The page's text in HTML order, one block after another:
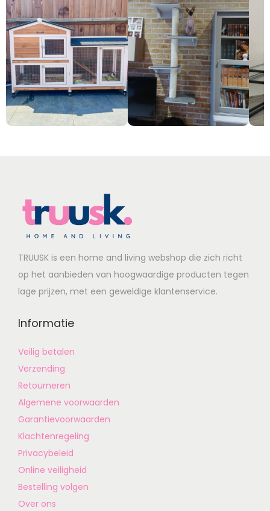
TRUUSK is een home and living webshop die zich richt
op het aanbieden van hoogwaardige producten tegen
lage prijzen, met een geweldige klantenservice.
Informatie
Veilig betalen
Verzending
Retourneren
Algemene voorwaarden
Garantievoorwaarden
Klachtenregeling
Privacybeleid
Online veiligheid
Bestelling volgen
Over ons